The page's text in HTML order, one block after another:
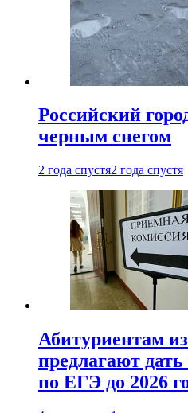
Российский
черным снегом
2 года спустя2 года спустя
Абитуриентам
предлагают дать
по ЕГЭ до 2026